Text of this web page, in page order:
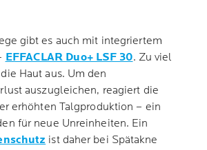
gibt es auch mit integriertem
EFFACLAR Duo+ LSF 30. Zu viel
Haut aus. Um den
auszugleichen, reagiert die
erhöhten Talgproduktion – ein
für neue Unreinheiten. Ein
ist daher bei Spätakne